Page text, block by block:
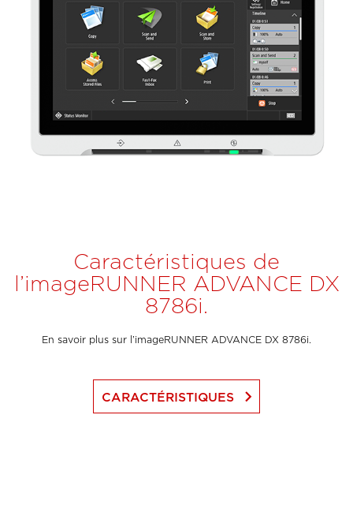
Caractéristiques de
l’imageRUNNER ADVANCE DX
8786i.
En savoir plus sur l’imageRUNNER ADVANCE DX 8786i.
CARACTÉRISTIQUES keyboard_arrow_right